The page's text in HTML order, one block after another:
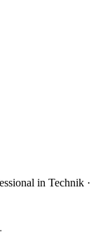
in Technik ·